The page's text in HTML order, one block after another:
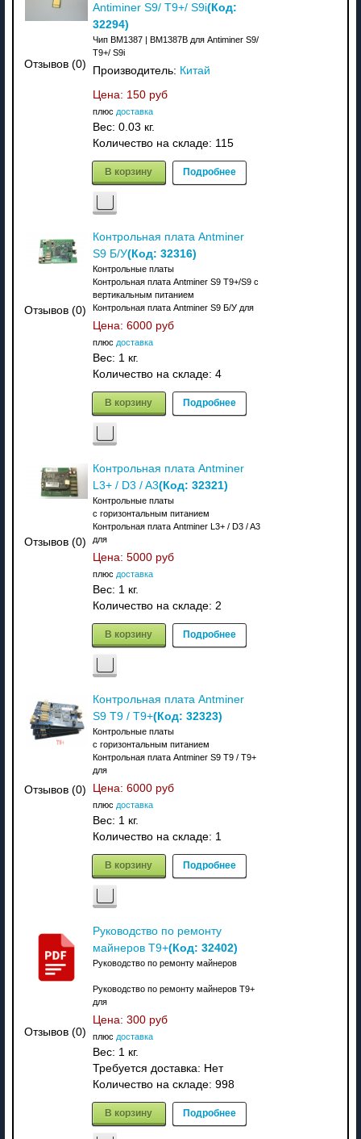
Отзывов (0)
Antiminer S9/ T9+/ S9i(Код:
32294)
Чип BM1387 | BM1387B для Antiminer S9/
T9+/ S9i
Производитель: Китай
Цена: 150 руб
плюс доставка
Вес: 0.03 кг.
Количество на складе: 115
В корзину Подробнее
Отзывов (0)
Контрольная плата Antminer
S9 Б/У(Код: 32316)
Контрольные платы
Контрольная плата Antminer S9 T9+/S9 с
вертикальным питанием
Контрольная плата Antminer S9 Б/У для
Цена: 6000 руб
плюс доставка
Вес: 1 кг.
Количество на складе: 4
В корзину Подробнее
Отзывов (0)
Контрольная плата Antminer
L3+ / D3 / A3(Код: 32321)
Контрольные платы
с горизонтальным питанием
Контрольная плата Antminer L3+ / D3 / A3
для
Цена: 5000 руб
плюс доставка
Вес: 1 кг.
Количество на складе: 2
В корзину Подробнее
Отзывов (0)
Контрольная плата Antminer
S9 T9 / T9+(Код: 32323)
Контрольные платы
с горизонтальным питанием
Контрольная плата Antminer S9 T9 / T9+
для
Цена: 6000 руб
плюс доставка
Вес: 1 кг.
Количество на складе: 1
В корзину Подробнее
Отзывов (0)
Руководство по ремонту
майнеров T9+(Код: 32402)
Руководство по ремонту майнеров
Руководство по ремонту майнеров T9+
для
Цена: 300 руб
плюс доставка
Вес: 1 кг.
Требуется доставка: Нет
Количество на складе: 998
В корзину Подробнее